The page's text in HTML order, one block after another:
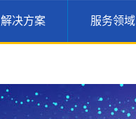
解决方案 服务领域